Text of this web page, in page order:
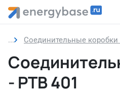
Соединительные коробки
- РТВ 401